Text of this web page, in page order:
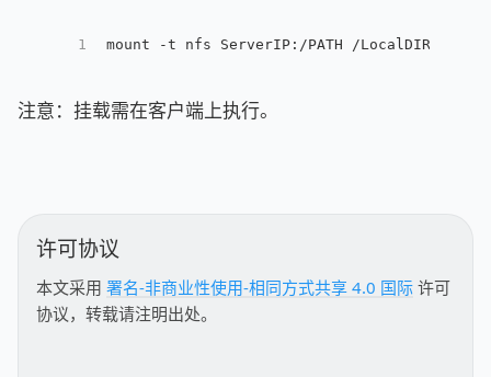
1 mount -t nfs ServerIP:/PATH /LocalDIR
注意：挂载需在客户端上执行。
许可协议
本文采用 署名-非商业性使用-相同方式共享 4.0 国际 许可
协议，转载请注明出处。